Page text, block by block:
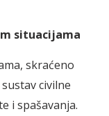
situacijama
skraćeno
civilne
i spašavanja.